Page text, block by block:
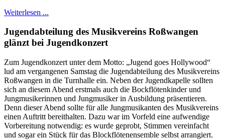
Weiterlesen ...
Jugendabteilung des Musikvereins Roßwangen
glänzt bei Jugendkonzert
Zum Jugendkonzert unter dem Motto: „Jugend goes Hollywood“
lud am vergangenen Samstag die Jugendabteilung des Musikvereins
Roßwangen in die Turnhalle ein. Neben der Jugendkapelle sollten
sich an diesem Abend erstmals auch die Bockflötenkinder und
Jungmusikerinnen und Jungmusiker in Ausbildung präsentieren.
Denn dieser Abend sollte für alle Jungmusikanten des Musikvereins
einen Auftritt bereithalten. Dazu war im Vorfeld eine aufwendige
Vorbereitung notwendig: es wurde geprobt, Stimmen vereinfacht
und sogar ein Stück für das Blockflötenensemble selbst arrangiert.